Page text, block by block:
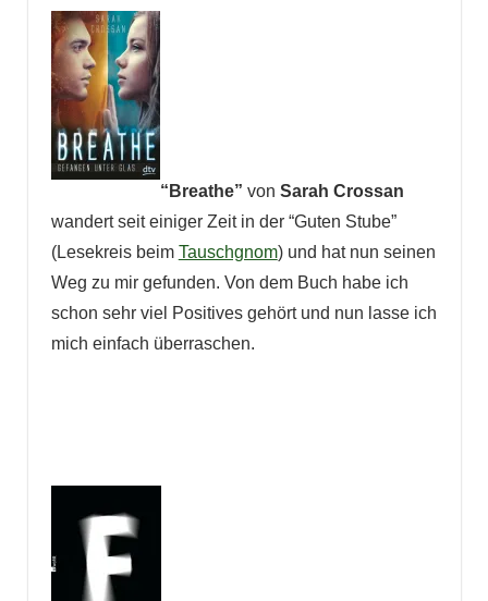
“Breathe” von Sarah Crossan
wandert seit einiger Zeit in der “Guten Stube”
(Lesekreis beim Tauschgnom) und hat nun seinen
Weg zu mir gefunden. Von dem Buch habe ich
schon sehr viel Positives gehört und nun lasse ich
mich einfach überraschen.